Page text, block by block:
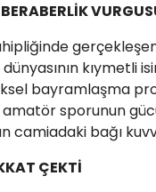
kıymetli
bayramlaşma
sporunun
camiadaki bağı
ÇEKTİ